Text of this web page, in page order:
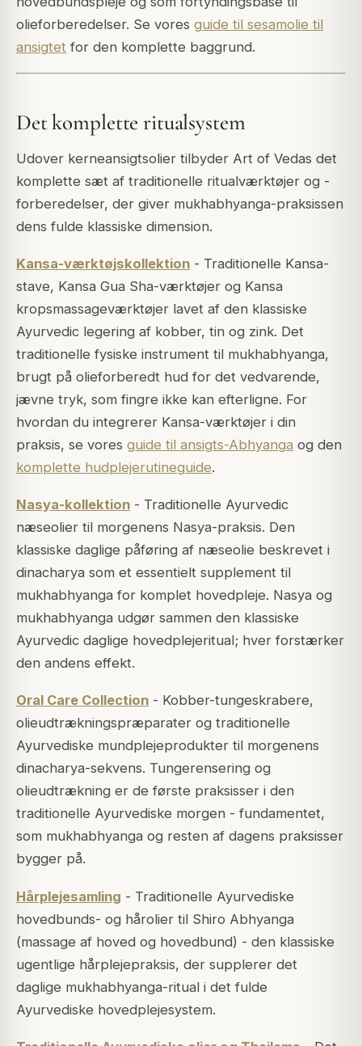
olieforberedelser. Se vores guide til sesamolie til
ansigtet for den komplette baggrund.
Det komplette ritualsystem
Udover kerneansigtsolier tilbyder Art of Vedas det
komplette sæt af traditionelle ritualværktøjer og -
forberedelser, der giver mukhabhyanga-praksissen
dens fulde klassiske dimension.
Kansa-værktøjskollektion - Traditionelle Kansa-
stave, Kansa Gua Sha-værktøjer og Kansa
kropsmassageværktøjer lavet af den klassiske
Ayurvedic legering af kobber, tin og zink. Det
traditionelle fysiske instrument til mukhabhyanga,
brugt på olieforberedt hud for det vedvarende,
jævne tryk, som fingre ikke kan efterligne. For
hvordan du integrerer Kansa-værktøjer i din
praksis, se vores guide til ansigts-Abhyanga og den
komplette hudplejerutineguide.
Nasya-kollektion - Traditionelle Ayurvedic
næseolier til morgenens Nasya-praksis. Den
klassiske daglige påføring af næseolie beskrevet i
dinacharya som et essentielt supplement til
mukhabhyanga for komplet hovedpleje. Nasya og
mukhabhyanga udgør sammen den klassiske
Ayurvedic daglige hovedplejeritual; hver forstærker
den andens effekt.
Oral Care Collection - Kobber-tungeskrabere,
olieudtrækningspræparater og traditionelle
Ayurvediske mundplejeprodukter til morgenens
dinacharya-sekvens. Tungerensering og
olieudtrækning er de første praksisser i den
traditionelle Ayurvediske morgen - fundamentet,
som mukhabhyanga og resten af dagens praksisser
bygger på.
Hårplejesamling - Traditionelle Ayurvediske
hovedbunds- og hårolier til Shiro Abhyanga
(massage af hoved og hovedbund) - den klassiske
ugentlige hårplejepraksis, der supplerer det
daglige mukhabhyanga-ritual i det fulde
Ayurvediske hovedplejesystem.